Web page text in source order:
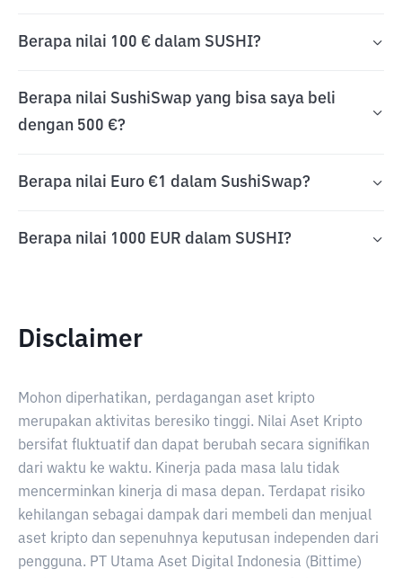
Berapa nilai 100 € dalam SUSHI?
Berapa nilai SushiSwap yang bisa saya beli
dengan 500 €?
Berapa nilai Euro €1 dalam SushiSwap?
Berapa nilai 1000 EUR dalam SUSHI?
Disclaimer
Mohon diperhatikan, perdagangan aset kripto
merupakan aktivitas beresiko tinggi. Nilai Aset Kripto
bersifat fluktuatif dan dapat berubah secara signifikan
dari waktu ke waktu. Kinerja pada masa lalu tidak
mencerminkan kinerja di masa depan. Terdapat risiko
kehilangan sebagai dampak dari membeli dan menjual
aset kripto dan sepenuhnya keputusan independen dari
pengguna. PT Utama Aset Digital Indonesia (Bittime)